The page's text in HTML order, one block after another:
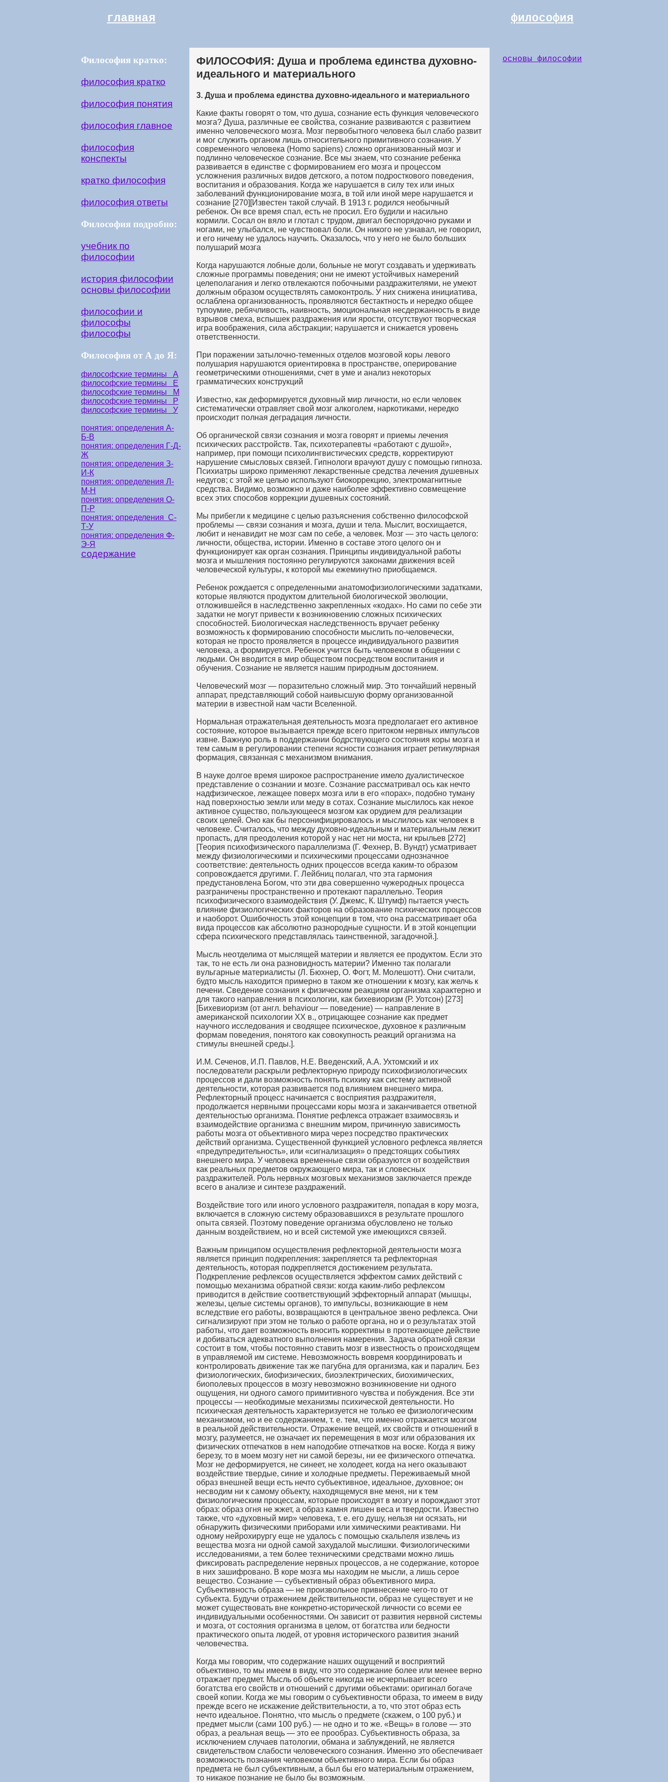
главная философия
Философия кратко:
философия кратко
философия понятия
философия главное
философия
конспекты
кратко философия
философия ответы
Философия подробно:
учебник по
философии
история философии
основы философии
философии и
философы
философы
Философия от А до Я:
философские термины А
философские термины Е
философские термины М
философские термины Р
философские термины У
понятия: определения А-
Б-В
понятия: определения Г-Д-
Ж
понятия: определения З-
И-К
понятия: определения Л-
М-Н
понятия: определения О-
П-Р
понятия: определения С-
Т-У
понятия: определения Ф-
Э-Я
содержание
ФИЛОСОФИЯ: Душа и проблема единства духовно-
идеального и материального
3. Душа и проблема единства духовно-идеального и материального
Какие факты говорят о том, что душа, сознание есть функция человеческого
мозга? Душа, различные ее свойства, сознание развиваются с развитием
именно человеческого мозга. Мозг первобытного человека был слабо развит
и мог служить органом лишь относительного примитивного сознания. У
современного человека (Homo sapiens) сложно организованный мозг и
подлинно человеческое сознание. Все мы знаем, что сознание ребенка
развивается в единстве с формированием его мозга и процессом
усложнения различных видов детского, а потом подросткового поведения,
воспитания и образования. Когда же нарушается в силу тех или иных
заболеваний функционирование мозга, в той или иной мере нарушается и
сознание [270][Известен такой случай. В 1913 г. родился необычный
ребенок. Он все время спал, есть не просил. Его будили и насильно
кормили. Сосал он вяло и глотал с трудом, двигал беспорядочно руками и
ногами, не улыбался, не чувствовал боли. Он никого не узнавал, не говорил,
и его ничему не удалось научить. Оказалось, что у него не было больших
полушарий мозга
Когда нарушаются лобные доли, больные не могут создавать и удерживать
сложные программы поведения; они не имеют устойчивых намерений
целеполагания и легко отвлекаются побочными раздражителями, не умеют
должным образом осуществлять самоконтроль. У них снижена инициатива,
ослаблена организованность, проявляются бестактность и нередко общее
тупоумие, ребячливость, наивность, эмоциональная несдержанность в виде
взрывов смеха, вспышек раздражения или ярости, отсутствуют творческая
игра воображения, сила абстракции; нарушается и снижается уровень
ответственности.
При поражении затылочно-теменных отделов мозговой коры левого
полушария нарушаются ориентировка в пространстве, оперирование
геометрическими отношениями, счет в уме и анализ некоторых
грамматических конструкций
Известно, как деформируется духовный мир личности, но если человек
систематически отравляет свой мозг алкоголем, наркотиками, нередко
происходит полная деградация личности.
Об органической связи сознания и мозга говорят и приемы лечения
психических расстройств. Так, психотерапевты «работают с душой»,
например, при помощи психолингвистических средств, корректируют
нарушение смысловых связей. Гипнологи врачуют душу с помощью гипноза.
Психиатры широко применяют лекарственные средства лечения душевных
недугов; с этой же целью используют биокоррекцию, электромагнитные
средства. Видимо, возможно и даже наиболее эффективно совмещение
всех этих способов коррекции душевных состояний.
Мы прибегли к медицине с целью разъяснения собственно философской
проблемы — связи сознания и мозга, души и тела. Мыслит, восхищается,
любит и ненавидит не мозг сам по себе, а человек. Мозг — это часть целого:
личности, общества, истории. Именно в составе этого целого он и
функционирует как орган сознания. Принципы индивидуальной работы
мозга и мышления постоянно регулируются законами движения всей
человеческой культуры, к которой мы ежеминутно приобщаемся.
Ребенок рождается с определенными анатомофизиологическими задатками,
которые являются продуктом длительной биологической эволюции,
отложившейся в наследственно закрепленных «кодах». Но сами по себе эти
задатки не могут привести к возникновению сложных психических
способностей. Биологическая наследственность вручает ребенку
возможность к формированию способности мыслить по-человечески,
которая не просто проявляется в процессе индивидуального развития
человека, а формируется. Ребенок учится быть человеком в общении с
людьми. Он вводится в мир обществом посредством воспитания и
обучения. Сознание не является нашим природным достоянием.
Человеческий мозг — поразительно сложный мир. Это тончайший нервный
аппарат, представляющий собой наивысшую форму организованной
материи в известной нам части Вселенной.
Нормальная отражательная деятельность мозга предполагает его активное
состояние, которое вызывается прежде всего притоком нервных импульсов
извне. Важную роль в поддержании бодрствующего состояния коры мозга и
тем самым в регулировании степени ясности сознания играет ретикулярная
формация, связанная с механизмом внимания.
В науке долгое время широкое распространение имело дуалистическое
представление о сознании и мозге. Сознание рассматривал ось как нечто
надфизическое, лежащее поверх мозга или в его «порах», подобно туману
над поверхностью земли или меду в сотах. Сознание мыслилось как некое
активное существо, пользующееся мозгом как орудием для реализации
своих целей. Оно как бы персонифицировалось и мыслилось как человек в
человеке. Считалось, что между духовно-идеальным и материальным лежит
пропасть, для преодоления которой у нас нет ни моста, ни крыльев [272]
[Теория психофизического параллелизма (Г. Фехнер, В. Вундт) усматривает
между физиологическими и психическими процессами однозначное
соответствие: деятельность одних процессов всегда каким-то образом
сопровождается другими. Г. Лейбниц полагал, что эта гармония
предустановлена Богом, что эти два совершенно чужеродных процесса
разграничены пространственно и протекают параллельно. Теория
психофизического взаимодействия (У. Джемс, К. Штумф) пытается учесть
влияние физиологических факторов на образование психических процессов
и наоборот. Ошибочность этой концепции в том, что она рассматривает оба
вида процессов как абсолютно разнородные сущности. И в этой концепции
сфера психического представлялась таинственной, загадочной.].
Мысль неотделима от мыслящей материи и является ее продуктом. Если это
так, то не есть ли она разновидность материи? Именно так полагали
вульгарные материалисты (Л. Бюхнер, О. Фогт, М. Молешотт). Они считали,
будто мысль находится примерно в таком же отношении к мозгу, как желчь к
печени. Сведение сознания к физическим реакциям организма характерно и
для такого направления в психологии, как бихевиоризм (Р. Уотсон) [273]
[Бихевиоризм (от англ. behaviour — поведение) — направление в
американской психологии XX в., отрицающее сознание как предмет
научного исследования и сводящее психическое, духовное к различным
формам поведения, понятого как совокупность реакций организма на
стимулы внешней среды.].
И.М. Сеченов, И.П. Павлов, Н.Е. Введенский, А.А. Ухтомский и их
последователи раскрыли рефлекторную природу психофизиологических
процессов и дали возможность понять психику как систему активной
деятельности, которая развивается под влиянием внешнего мира.
Рефлекторный процесс начинается с восприятия раздражителя,
продолжается нервными процессами коры мозга и заканчивается ответной
деятельностью организма. Понятие рефлекса отражает взаимосвязь и
взаимодействие организма с внешним миром, причинную зависимость
работы мозга от объективного мира через посредство практических
действий организма. Существенной функцией условного рефлекса является
«предупредительность», или «сигнализация» о предстоящих событиях
внешнего мира. У человека временные связи образуются от воздействия
как реальных предметов окружающего мира, так и словесных
раздражителей. Роль нервных мозговых механизмов заключается прежде
всего в анализе и синтезе раздражений.
Воздействие того или иного условного раздражителя, попадая в кору мозга,
включается в сложную систему образовавшихся в результате прошлого
опыта связей. Поэтому поведение организма обусловлено не только
данным воздействием, но и всей системой уже имеющихся связей.
Важным принципом осуществления рефлекторной деятельности мозга
является принцип подкрепления: закрепляется та рефлекторная
деятельность, которая подкрепляется достижением результата.
Подкрепление рефлексов осуществляется эффектом самих действий с
помощью механизма обратной связи: когда каким-либо рефлексом
приводится в действие соответствующий эффекторный аппарат (мышцы,
железы, целые системы органов), то импульсы, возникающие в нем
вследствие его работы, возвращаются в центральное звено рефлекса. Они
сигнализируют при этом не только о работе органа, но и о результатах этой
работы, что дает возможность вносить коррективы в протекающее действие
и добиваться адекватного выполнения намерения. Задача обратной связи
состоит в том, чтобы постоянно ставить мозг в известность о происходящем
в управляемой им системе. Невозможность вовремя координировать и
контролировать движение так же пагубна для организма, как и паралич. Без
физиологических, биофизических, биоэлектрических, биохимических,
биополевых процессов в мозгу невозможно возникновение ни одного
ощущения, ни одного самого примитивного чувства и побуждения. Все эти
процессы — необходимые механизмы психической деятельности. Но
психическая деятельность характеризуется не только ее физиологическим
механизмом, но и ее содержанием, т. е. тем, что именно отражается мозгом
в реальной действительности. Отражение вещей, их свойств и отношений в
мозгу, разумеется, не означает их перемещения в мозг или образования их
физических отпечатков в нем наподобие отпечатков на воске. Когда я вижу
березу, то в моем мозгу нет ни самой березы, ни ее физического отпечатка.
Мозг не деформируется, не синеет, не холодеет, когда на него оказывают
воздействие твердые, синие и холодные предметы. Переживаемый мной
образ внешней вещи есть нечто субъективное, идеальное, духовное; он
несводим ни к самому объекту, находящемуся вне меня, ни к тем
физиологическим процессам, которые происходят в мозгу и порождают этот
образ: образ огня не жжет, а образ камня лишен веса и твердости. Известно
также, что «духовный мир» человека, т. е. его душу, нельзя ни осязать, ни
обнаружить физическими приборами или химическими реактивами. Ни
одному нейрохирургу еще не удалось с помощью скальпеля извлечь из
вещества мозга ни одной самой захудалой мыслишки. Физиологическими
исследованиями, а тем более техническими средствами можно лишь
фиксировать распределение нервных процессов, а не содержание, которое
в них зашифровано. В коре мозга мы находим не мысли, а лишь серое
вещество. Сознание — субъективный образ объективного мира.
Субъективность образа — не произвольное привнесение чего-то от
субъекта. Будучи отражением действительности, образ не существует и не
может существовать вне конкретно-исторической личности со всеми ее
индивидуальными особенностями. Он зависит от развития нервной системы
и мозга, от состояния организма в целом, от богатства или бедности
практического опыта людей, от уровня исторического развития знаний
человечества.
Когда мы говорим, что содержание наших ощущений и восприятий
объективно, то мы имеем в виду, что это содержание более или менее верно
отражает предмет. Мысль об объекте никогда не исчерпывает всего
богатства его свойств и отношений с другими объектами: оригинал богаче
своей копии. Когда же мы говорим о субъективности образа, то имеем в виду
прежде всего не искажение действительности, а то, что этот образ есть
нечто идеальное. Понятно, что мысль о предмете (скажем, о 100 руб.) и
предмет мысли (сами 100 руб.) — не одно и то же. «Вещь» в голове — это
образ, а реальная вещь — это ее прообраз. Субъективность образа, за
исключением случаев патологии, обмана и заблуждений, не является
свидетельством слабости человеческого сознания. Именно это обеспечивает
возможность познания человеком объективного мира. Если бы образ
предмета не был субъективным, а был бы его материальным отражением,
то никакое познание не было бы возможным.
основы философии